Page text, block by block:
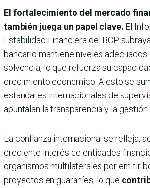
El fortalecimiento del mercado
también juega un papel clave. El
Estabilidad Financiera del BCP
bancario mantiene niveles adecuados
solvencia, lo que refuerza su
crecimiento económico. A esto se
estándares internacionales de
apuntalan la transparencia y la
La confianza internacional se refleja,
creciente interés de entidades
organismos multilaterales por emitir
proyectos en guaraníes, lo que